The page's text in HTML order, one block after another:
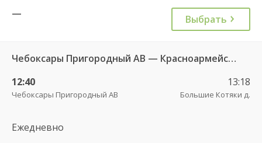
—
Выбрать
Чебоксары Пригородный АВ — Красноармейское с. ДКП 121
12:40
Чебоксары Пригородный АВ
13:18
Большие Котяки д.
Ежедневно